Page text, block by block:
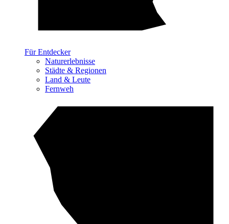
Für Entdecker
Naturerlebnisse
Städte & Regionen
Land & Leute
Fernweh